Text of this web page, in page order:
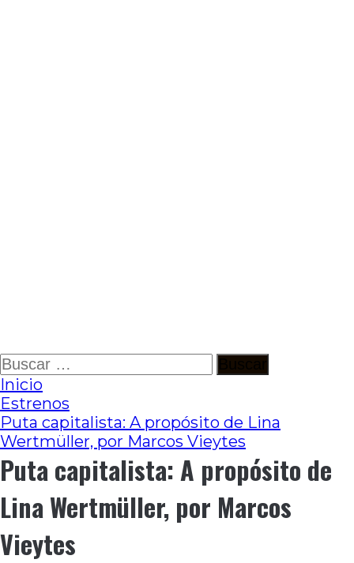
Ir
al
contenido
Buscar:
Inicio
Estrenos
Puta capitalista: A propósito de Lina
Wertmüller, por Marcos Vieytes
Puta capitalista: A propósito de
Lina Wertmüller, por Marcos
Vieytes